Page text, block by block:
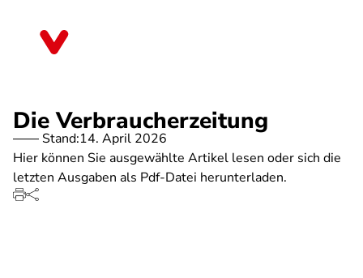
Die Verbraucherzeitung
Stand:14. April 2026
Hier können Sie ausgewählte Artikel lesen oder sich die
letzten Ausgaben als Pdf-Datei herunterladen.